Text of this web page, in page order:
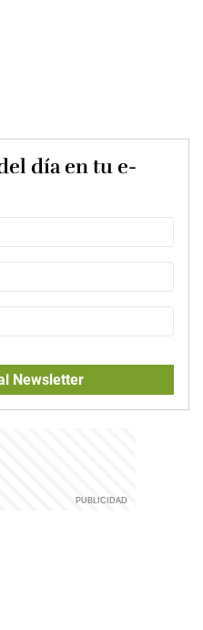
día en tu e-
Newsletter